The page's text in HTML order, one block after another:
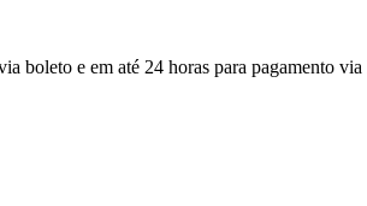
boleto e em até 24 horas para pagamento